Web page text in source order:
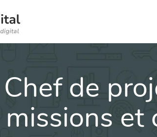
Chef de
missions et